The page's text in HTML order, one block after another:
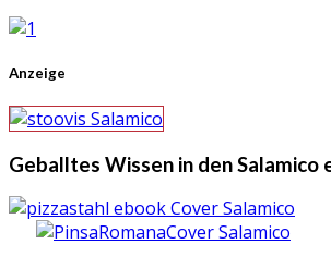
Anzeige
Geballtes Wissen in den Salamico